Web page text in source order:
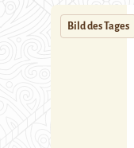
Bild des Tages